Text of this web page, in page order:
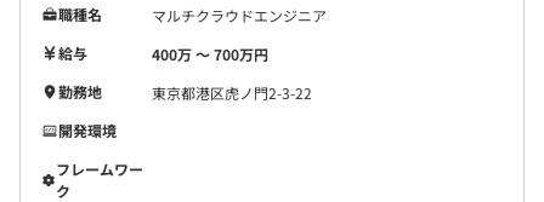
職種名
マルチクラウドエンジニア
給与
400万 〜 700万円
勤務地
東京都港区虎ノ門2-3-22
開発環境
フレームワー
ク